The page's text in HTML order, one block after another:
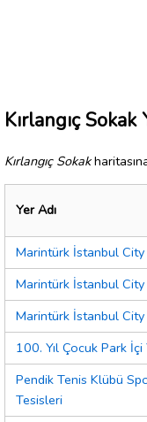
Kırlangıç Sokak
Kırlangıç Sokak
Yer Adı
Marintürk İstanbul
Marintürk İstanbul
Marintürk İstanbul City
100. Yıl Çocuk Park İçi
Pendik Tenis Klübü
Tesisleri